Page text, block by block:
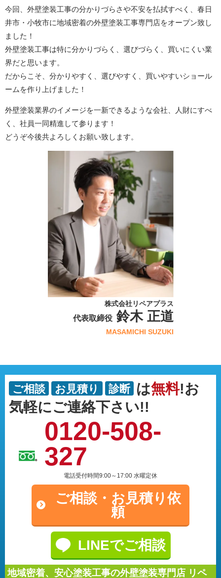
今回、外壁塗装工事の分かりづらさや不安を払拭すべく、春日
井市・小牧市に地域密着の外壁塗装工事専門店をオープン致し
ました！
外壁塗装工事は特に分かりづらく、選びづらく、買いにくい業
界だと思います。
だからこそ、分かりやすく、選びやすく、買いやすいショール
ームを作り上げました！
外壁塗装業界のイメージを一新できるような会社、人財にすべ
く、社員一同精進して参ります！
どうぞ今後共よろしくお願い致します。
株式会社リペアプラス
代表取締役鈴木 正道
MASAMICHI SUZUKI
ご相談 お見積り 診断 は無料!お
気軽にご連絡下さい!!
0120-508-
327
電話受付時間9:00～17:00 水曜定休
ご相談・ お見積り依
頼
LINEでご相談
地域密着、安心塗装工事の外壁塗装専門店 リペ